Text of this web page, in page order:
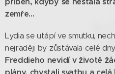
zemře...
Lydia se utápí ve smutku,
nejraději by zůstávala celé
Freddieho nevidí v životě